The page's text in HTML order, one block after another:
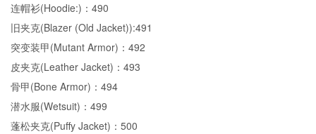
连帽衫(Hoodie:)：490
旧夹克(Blazer (Old Jacket)):491
突变装甲(Mutant Armor)：492
皮夹克(Leather Jacket)：493
骨甲(Bone Armor)：494
潜水服(Wetsuit)：499
蓬松夹克(Puffy Jacket)：500